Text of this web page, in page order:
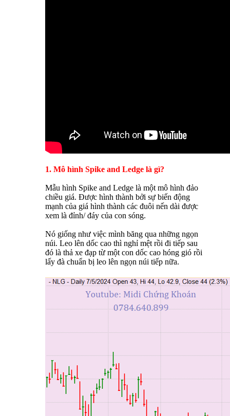
1. Mô hình Spike and Ledge là gì?
Mẫu hình Spike and Ledge là một mô hình đảo
chiều giá. Được hình thành bởi sự biến động
mạnh của giá hình thành các đuôi nến dài được
xem là đỉnh/ đáy của con sóng.
Nó giống như việc mình băng qua những ngọn
núi. Leo lên dốc cao thì nghỉ mệt rồi đi tiếp sau
đó là thả xe đạp từ một con dốc cao hóng gió rồi
lấy đà chuẩn bị leo lên ngọn núi tiếp nữa.